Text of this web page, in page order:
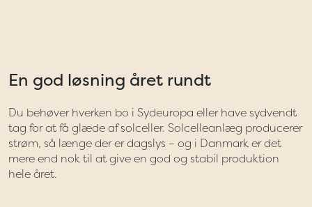
En god løsning året rundt
Du behøver hverken bo i Sydeuropa eller have sydvendt
tag for at få glæde af solceller. Solcelleanlæg producerer
strøm, så længe der er dagslys – og i Danmark er det
mere end nok til at give en god og stabil produktion
hele året.